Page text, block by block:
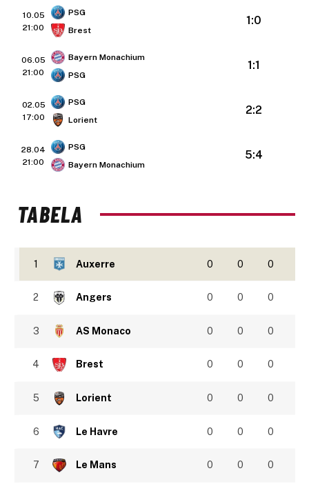
10.05
21:00
PSG
Brest
1:0
06.05
21:00
Bayern Monachium
PSG
1:1
02.05
17:00
PSG
Lorient
2:2
28.04
21:00
PSG
Bayern Monachium
5:4
TABELA
1 Auxerre 0 0 0
2 Angers 0 0 0
3 AS Monaco 0 0 0
4 Brest 0 0 0
5 Lorient 0 0 0
6 Le Havre 0 0 0
7 Le Mans 0 0 0